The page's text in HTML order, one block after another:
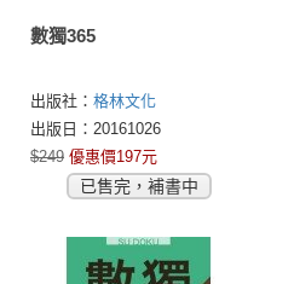
數獨365
出版社： 格林文化
出版日：20161026
$249 優惠價197元
已售完，補書中